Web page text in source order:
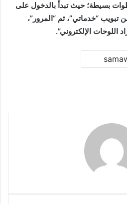
بسيطة؛ حيث تبدأ بالدخول على
تبويب “خدماتي”، ثم “المرور”،
اللوحات الإلكتروني”.